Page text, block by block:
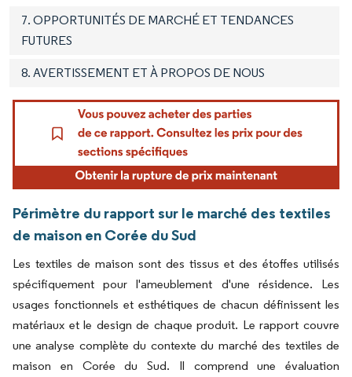
7. OPPORTUNITÉS DE MARCHÉ ET TENDANCES
FUTURES
8. AVERTISSEMENT ET À PROPOS DE NOUS
Périmètre du rapport sur le marché des textiles
de maison en Corée du Sud
Les textiles de maison sont des tissus et des étoffes utilisés
spécifiquement pour l'ameublement d'une résidence. Les
usages fonctionnels et esthétiques de chacun définissent les
matériaux et le design de chaque produit. Le rapport couvre
une analyse complète du contexte du marché des textiles de
maison en Corée du Sud. Il comprend une évaluation